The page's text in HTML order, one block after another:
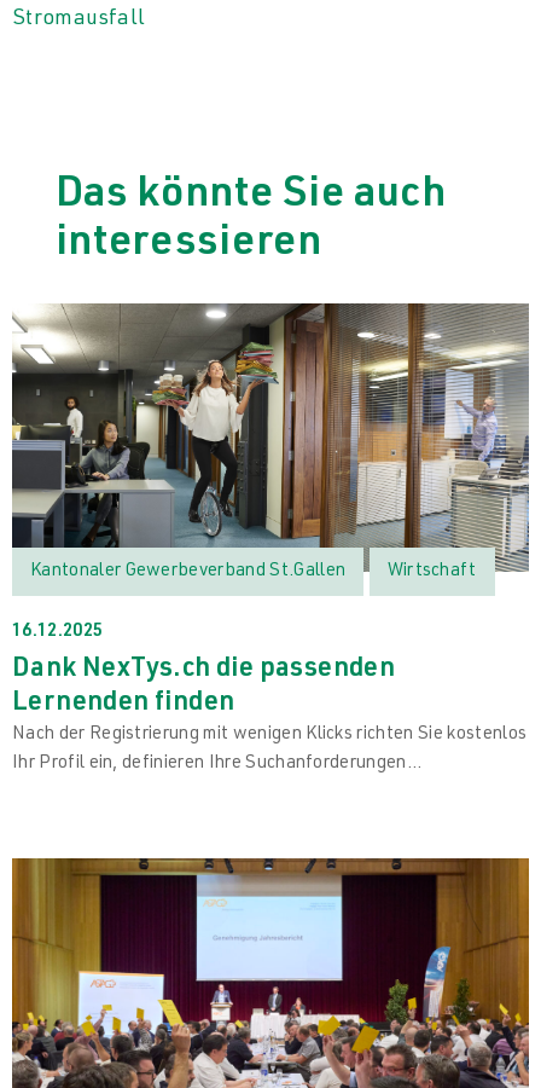
Stromausfall
Das könnte Sie auch
interessieren
Kantonaler Gewerbeverband St.Gallen Wirtschaft
16.12.2025
Dank NexTys.ch die passenden
Lernenden finden
Nach der Registrierung mit wenigen Klicks richten Sie kostenlos
Ihr Profil ein, definieren Ihre Suchanforderungen...